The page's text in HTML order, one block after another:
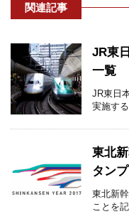
関連記事
JR東
一覧
JR東日
実施す
東北
タン
東北新
ことを